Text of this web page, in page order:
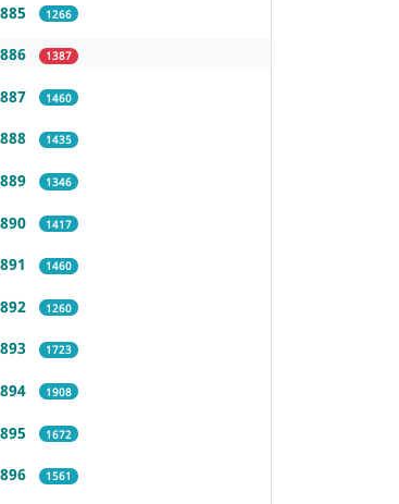
1266
1387
1460
1435
1346
1417
1460
1260
1723
1908
1672
1561